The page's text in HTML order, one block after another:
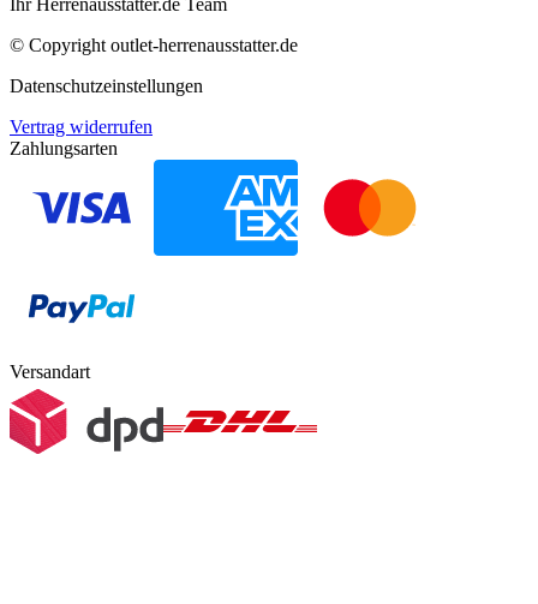
Ihr Herrenausstatter.de Team
© Copyright outlet-herrenausstatter.de
Datenschutzeinstellungen
Vertrag widerrufen
Zahlungsarten
Versandart